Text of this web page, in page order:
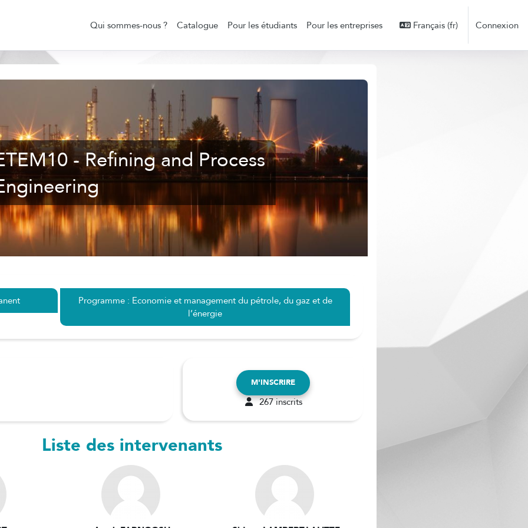
Qui sommes-nous ?
Catalogue Pour les étudiants Pour les entreprises Français ‎(fr)‎ Connexion
- Refining and Process
Programme : Economie et management du pétrole, du gaz et de
l’énergie
M'INSCRIRE
267 inscrits
Liste des intervenants